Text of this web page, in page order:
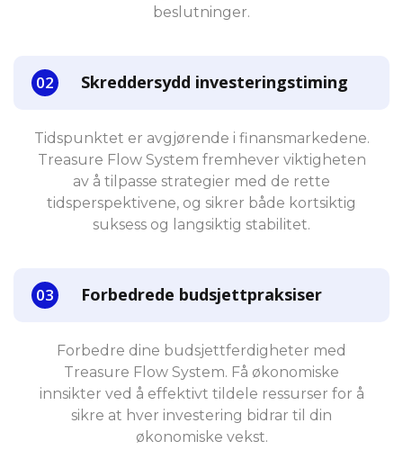
beslutninger.
Skreddersydd investeringstiming
Tidspunktet er avgjørende i finansmarkedene.
Treasure Flow System fremhever viktigheten
av å tilpasse strategier med de rette
tidsperspektivene, og sikrer både kortsiktig
suksess og langsiktig stabilitet.
Forbedrede budsjettpraksiser
Forbedre dine budsjettferdigheter med
Treasure Flow System. Få økonomiske
innsikter ved å effektivt tildele ressurser for å
sikre at hver investering bidrar til din
økonomiske vekst.